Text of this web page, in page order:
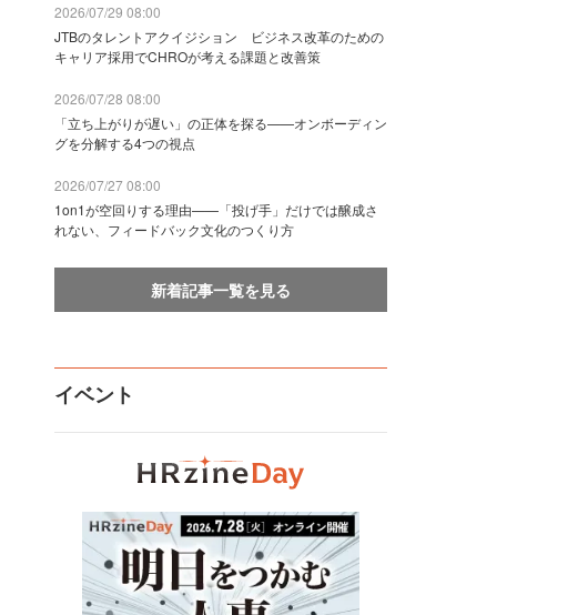
2026/07/29 08:00
JTBのタレントアクイジション ビジネス改革のための
キャリア採用でCHROが考える課題と改善策
2026/07/28 08:00
「立ち上がりが遅い」の正体を探る——オンボーディン
グを分解する4つの視点
2026/07/27 08:00
1on1が空回りする理由——「投げ手」だけでは醸成さ
れない、フィードバック文化のつくり方
新着記事一覧を見る
イベント